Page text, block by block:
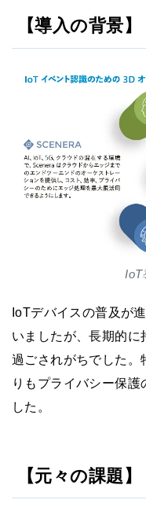
【導入の背景】
IoT
IoTデバイスの普及が
いましたが、長期的に
過ごされがちでした。
りもプライバシー保護
した。
【元々の課題】